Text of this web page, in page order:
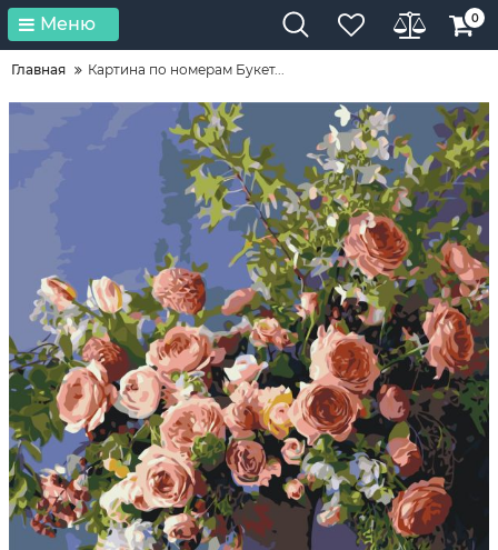
Меню 0
Главная Картина по номерам Букет...